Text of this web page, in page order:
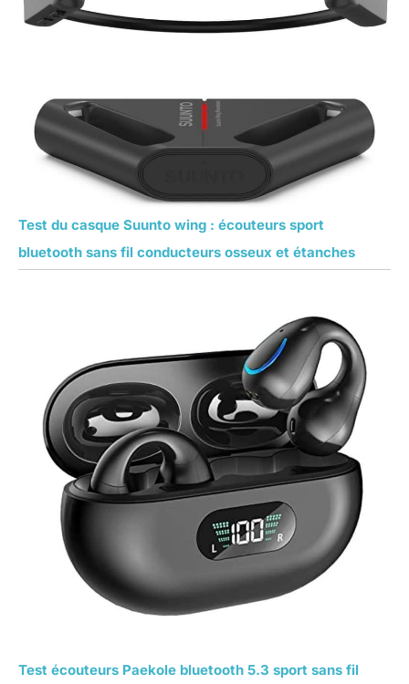
Test du casque Suunto wing : écouteurs sport
bluetooth sans fil conducteurs osseux et étanches
Test écouteurs Paekole bluetooth 5.3 sport sans fil